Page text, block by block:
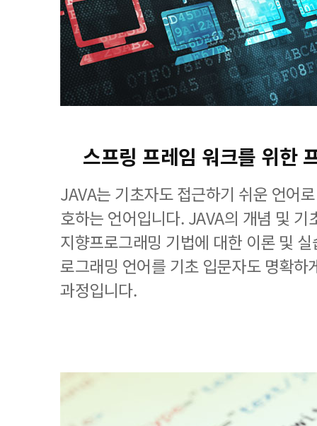
스프링 프레임 워크를 위한
JAVA는 기초자도 접근하기 쉬운 언어
호하는 언어입니다. JAVA의 개념 및 기
지향프로그래밍 기법에 대한 이론 및
로그래밍 언어를 기초 입문자도 명확하
과정입니다.